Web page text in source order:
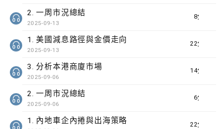
8分鐘
2. 一周市況總結
2025-09-13
22分鐘
1. 美國減息路徑與金價走向
2025-09-13
14分鐘
3. 分析本港商廈市場
2025-09-06
6分鐘
2. 一周市況總結
2025-09-06
22分鐘
1. 內地車企內捲與出海策略